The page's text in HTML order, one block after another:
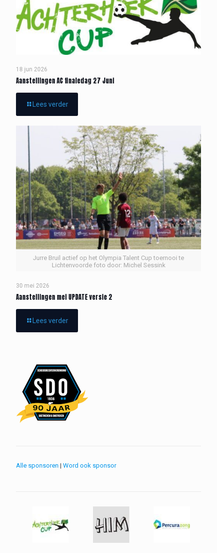
18 jun 2026
Aanstellingen AC finaledag 27 Juni
Lees verder
Jurre Bruil actief op het Olympia Talent Cup toernooi te
Lichtenvoorde foto door: Michel Sessink
30 mei 2026
Aanstellingen mei UPDATE versie 2
Lees verder
Alle sponsoren | Word ook sponsor